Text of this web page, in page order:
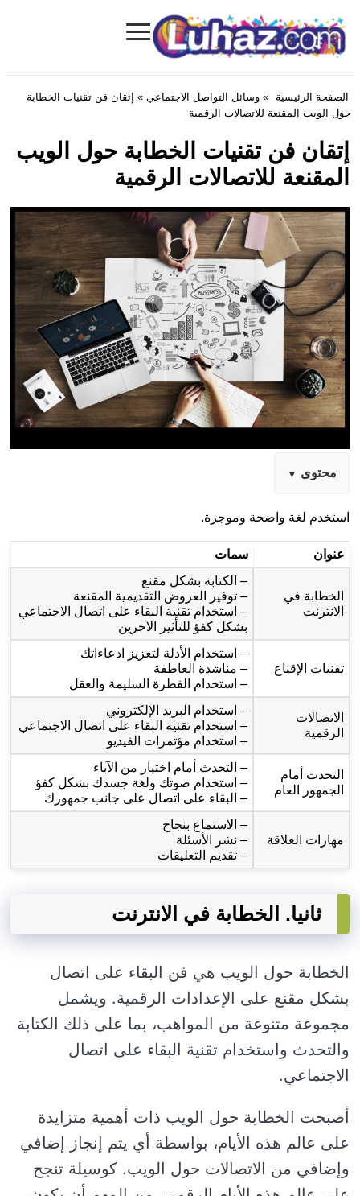
Luhaz.com
≡
الصفحة الرئيسية » وسائل التواصل الاجتماعي » إتقان فن تقنيات الخطابة
حول الويب المقنعة للاتصالات الرقمية
إتقان فن تقنيات الخطابة حول الويب
المقنعة للاتصالات الرقمية
محتوى
استخدم لغة واضحة وموجزة.
عنوان سمات
الخطابة في
الانترنت
– الكتابة بشكل مقنع
– توفير العروض التقديمية المقنعة
– استخدام تقنية البقاء على اتصال الاجتماعي
بشكل كفؤ للتأثير الآخرين
تقنيات الإقناع
– استخدام الأدلة لتعزيز ادعاءاتك
– مناشدة العاطفة
– استخدام الفطرة السليمة والعقل
الاتصالات
الرقمية
– استخدام البريد الإلكتروني
– استخدام تقنية البقاء على اتصال الاجتماعي
– استخدام مؤتمرات الفيديو
التحدث أمام
الجمهور العام
– التحدث أمام اختيار من الآباء
– استخدام صوتك ولغة جسدك بشكل كفؤ
– البقاء على اتصال على جانب جمهورك
مهارات العلاقة
– الاستماع بنجاح
– نشر الأسئلة
– تقديم التعليقات
ثانيا. الخطابة في الانترنت
الخطابة حول الويب هي فن البقاء على اتصال
بشكل مقنع على الإعدادات الرقمية. ويشمل
مجموعة متنوعة من المواهب، بما على ذلك الكتابة
والتحدث واستخدام تقنية البقاء على اتصال
الاجتماعي.
أصبحت الخطابة حول الويب ذات أهمية متزايدة
على عالم هذه الأيام، بواسطة أي يتم إنجاز إضافي
وإضافي من الاتصالات حول الويب. كوسيلة تنجح